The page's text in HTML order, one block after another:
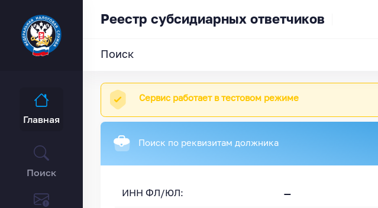
Главная
Поиск
Реестр субсидиарных ответчиков
Поиск
Сервис работает в тестовом режиме
Поиск по реквизитам должника
ИНН ФЛ/ЮЛ: —